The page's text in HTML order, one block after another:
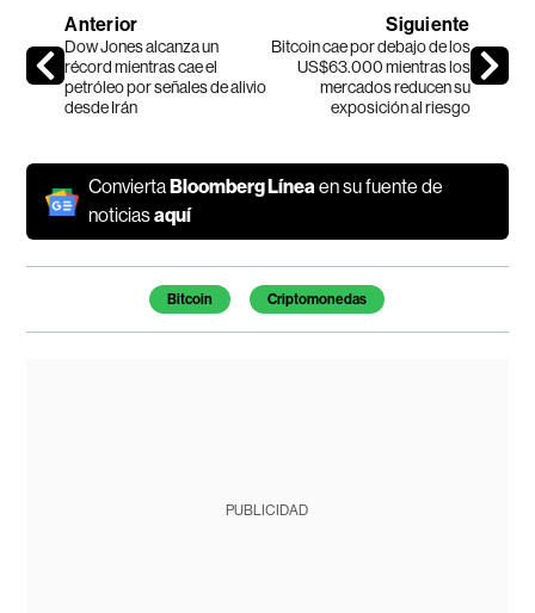
Anterior
Dow Jones alcanza un
récord mientras cae el
petróleo por señales de alivio
desde Irán
Siguiente
Bitcoin cae por debajo de los
US$63.000 mientras los
mercados reducen su
exposición al riesgo
Convierta Bloomberg Líneaen su fuente de
noticiasaquí
Temas de este artículo
Bitcoin Criptomonedas
PUBLICIDAD